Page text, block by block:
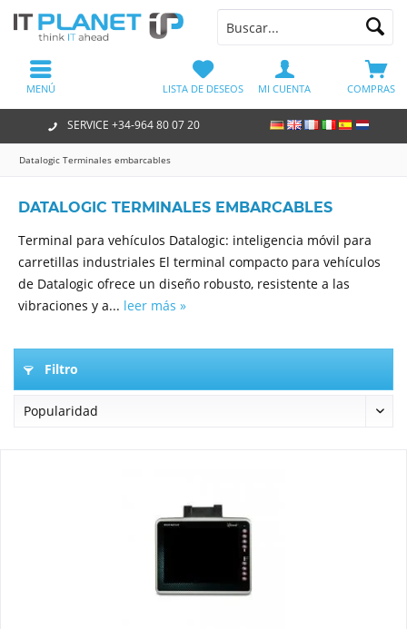
SERVICE +34-964 80 07 20
COMPRAS
LISTA DE DESEOS MI CUENTA
MENÚ
Datalogic Terminales embarcables
DATALOGIC TERMINALES EMBARCABLES
Terminal para vehículos Datalogic: inteligencia móvil para
carretillas industriales El terminal compacto para vehículos
de Datalogic ofrece un diseño robusto, resistente a las
vibraciones y a... leer más »
Filtro